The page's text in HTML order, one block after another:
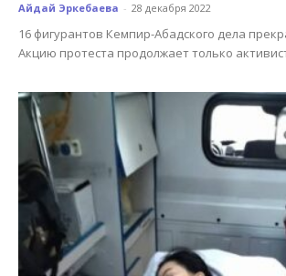
Айдай Эркебаева - 28 декабря 2022
16 фигурантов Кемпир-Абадского дела
Акцию протеста продолжает только